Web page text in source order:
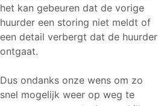
het kan gebeuren dat de vorige
huurder een storing niet meldt of
een detail verbergt dat de huurder
ontgaat.
Dus ondanks onze wens om zo
snel mogelijk weer op weg te